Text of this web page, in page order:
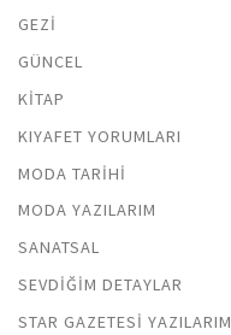
GEZI
GÜNCEL
KITAP
KIYAFET YORUMLARI
MODA TARIHI
MODA YAZILARIM
SANATSAL
SEVDIĞIM DETAYLAR
STAR GAZETESI YAZILARIM